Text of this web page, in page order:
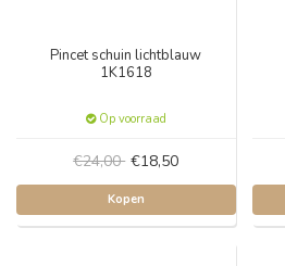
Pincet schuin lichtblauw
1K1618
Op voorraad
€24,00 €18,50
Kopen